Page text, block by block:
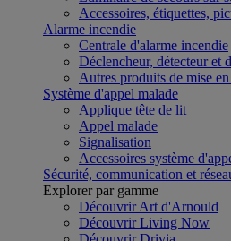
Accessoires, étiquettes,
Alarme incendie
Centrale d'alarme incendie
Déclencheur, détecteur et
Autres produits de mise
Système d'appel malade
Applique tête de lit
Appel malade
Signalisation
Accessoires système
Sécurité, communication et
Explorer par gamme
Découvrir Art d'Arnould
Découvrir Living Now